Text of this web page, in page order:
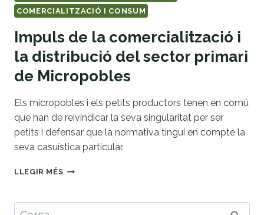
COMERCIALITZACIÓ I CONSUM
Impuls de la comercialització i
la distribució del sector primari
de Micropobles
Els micropobles i els petits productors tenen en comú
que han de reivindicar la seva singularitat per ser
petits i defensar que la normativa tingui en compte la
seva casuística particular.
LLEGIR MÉSIMPULS
COMERCIALITZACIÓ
Cerca: